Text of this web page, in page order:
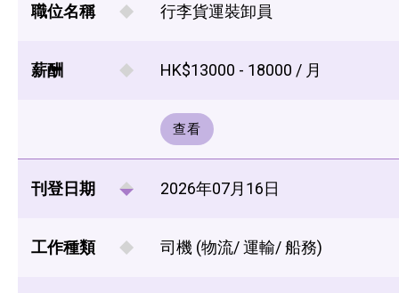
職位名稱 行李貨運裝卸員
薪酬 HK$13000 - 18000 / 月
查看
刊登日期 2026年07月16日
工作種類 司機 (物流/ 運輸/ 船務)